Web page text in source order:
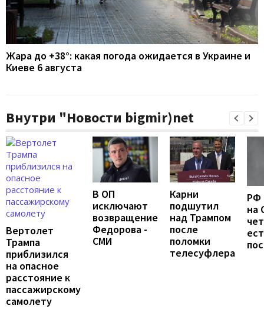
Жара до +38°: какая погода ожидается в Украине и
Киеве 6 августа
Внутри "Новости bigmir)net
Вертолет
Трампа
приблизился
на опасное
расстояние к
пассажирскому
самолету
В ОП
исключают
возвращение
Федорова -
СМИ
Карни
подшутил
над Трампом
после
поломки
телесуфлера
РФ
на